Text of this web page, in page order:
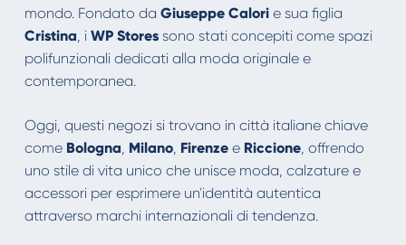
mondo. Fondato da Giuseppe Calorie sua figlia
Cristina, i WP Storessono stati concepiti come spazi
polifunzionali dedicati alla moda originale e
contemporanea.
Oggi, questi negozi si trovano in città italiane chiave
come Bologna, Milano, Firenzee Riccione, offrendo
uno stile di vita unico che unisce moda, calzature e
accessori per esprimere un'identità autentica
attraverso marchi internazionali di tendenza.